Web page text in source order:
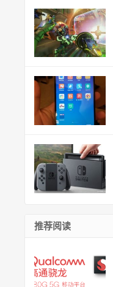
推荐阅读